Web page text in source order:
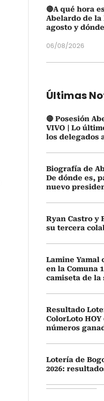
🔴A qué hora
Abelardo de la
agosto y
06/08/2026
Últimas
🔴 Posesión
VIVO | Lo
los delegados
Biografía de
De dónde es,
nuevo
Ryan Castro y
su tercera
Lamine Yamal
en la Comuna
camiseta de la
Resultado
ColorLoto HOY
números
Lotería de
2026: